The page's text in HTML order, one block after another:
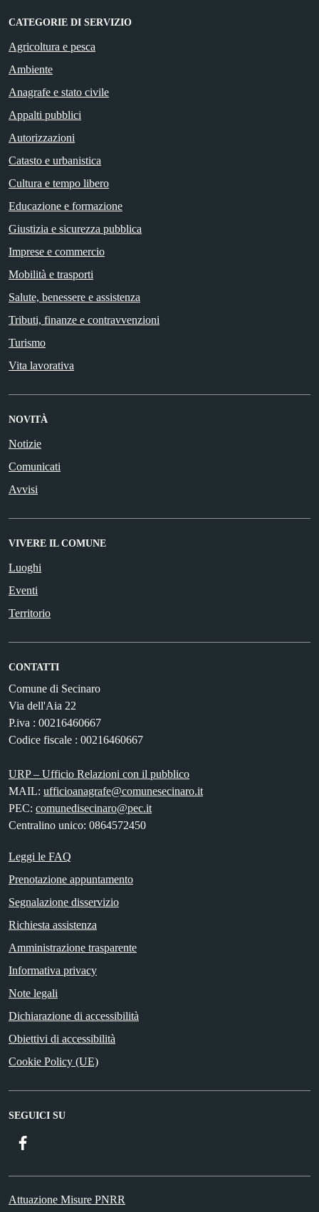
CATEGORIE DI SERVIZIO
Agricoltura e pesca
Ambiente
Anagrafe e stato civile
Appalti pubblici
Autorizzazioni
Catasto e urbanistica
Cultura e tempo libero
Educazione e formazione
Giustizia e sicurezza pubblica
Imprese e commercio
Mobilità e trasporti
Salute, benessere e assistenza
Tributi, finanze e contravvenzioni
Turismo
Vita lavorativa
NOVITÀ
Notizie
Comunicati
Avvisi
VIVERE IL COMUNE
Luoghi
Eventi
Territorio
CONTATTI
Comune di Secinaro
Via dell'Aia 22
P.iva : 00216460667
Codice fiscale : 00216460667
URP – Ufficio Relazioni con il pubblico
MAIL: ufficioanagrafe@comunesecinaro.it
PEC: comunedisecinaro@pec.it
Centralino unico: 0864572450
Leggi le FAQ
Prenotazione appuntamento
Segnalazione disservizio
Richiesta assistenza
Amministrazione trasparente
Informativa privacy
Note legali
Dichiarazione di accessibilità
Obiettivi di accessibilità
Cookie Policy (UE)
SEGUICI SU
Attuazione Misure PNRR